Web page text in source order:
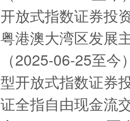
开放式指数证券投
粤港澳大湾区发展
（2025-06-25至
型开放式指数证券
证全指自由现金流